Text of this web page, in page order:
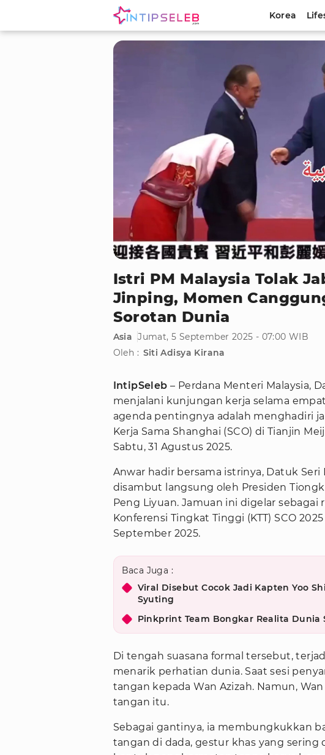
Korea
Istri PM Malaysia Tolak
Jinping, Momen
Sorotan Dunia
Asia Jumat, 5 September 2025 - 07:00 WIB
Oleh : Siti Adisya Kirana
IntipSeleb – Perdana Menteri Malaysia,
menjalani kunjungan kerja selama
agenda pentingnya adalah menghadiri
Kerja Sama Shanghai (SCO) di Tianjin
Sabtu, 31 Agustus 2025.
Anwar hadir bersama istrinya, Datuk Seri
disambut langsung oleh Presiden
Peng Liyuan. Jamuan ini digelar sebagai
Konferensi Tingkat Tinggi (KTT) SCO
September 2025.
Baca Juga :
Viral Disebut Cocok Jadi Kapten Yoo
Syuting
Pinkprint Team Bongkar Realita Dunia
Di tengah suasana formal tersebut,
menarik perhatian dunia. Saat sesi
tangan kepada Wan Azizah. Namun,
tangan itu.
Sebagai gantinya, ia membungkukkan
tangan di dada, gestur khas yang sering